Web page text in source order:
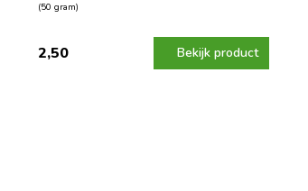
(50 gram)
2,50 Bekijk product